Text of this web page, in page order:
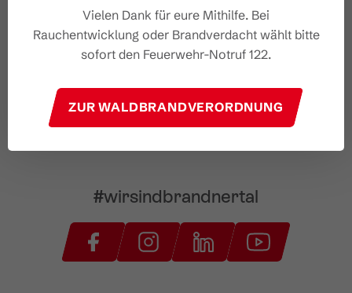
#wirsindbrandnertal
Vielen Dank für eure Mithilfe. Bei
Rauchentwicklung oder Brandverdacht wählt bitte
sofort den Feuerwehr-Notruf 122.
ZUR WALDBRANDVERORDNUNG